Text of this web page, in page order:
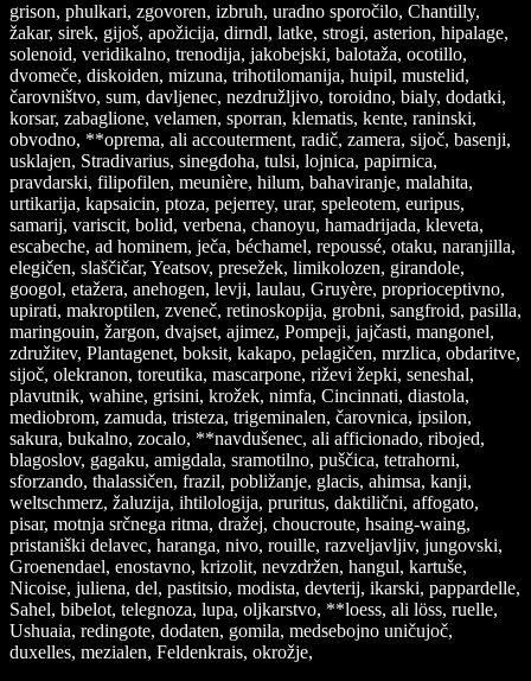
grison, phulkari, zgovoren, izbruh, uradno sporočilo, Chantilly,
žakar, sirek, gijoš, apožicija, dirndl, latke, strogi, asterion, hipalage,
solenoid, veridikalno, trenodija, jakobejski, balotaža, ocotillo,
dvomeče, diskoiden, mizuna, trihotilomanija, huipil, mustelid,
čarovništvo, sum, davljenec, nezdružljivo, toroidno, bialy, dodatki,
korsar, zabaglione, velamen, sporran, klematis, kente, raninski,
obvodno, **oprema, ali accouterment, radič, zamera, sijoč, basenji,
usklajen, Stradivarius, sinegdoha, tulsi, lojnica, papirnica,
pravdarski, filipofilen, meunière, hilum, bahaviranje, malahita,
urtikarija, kapsaicin, ptoza, pejerrey, urar, speleotem, euripus,
samarij, variscit, bolid, verbena, chanoyu, hamadrijada, kleveta,
escabeche, ad hominem, ječa, béchamel, repoussé, otaku, naranjilla,
elegičen, slaščičar, Yeatsov, presežek, limikolozen, girandole,
googol, etažera, anehogen, levji, laulau, Gruyère, proprioceptivno,
upirati, makroptilen, zveneč, retinoskopija, grobni, sangfroid, pasilla,
maringouin, žargon, dvajset, ajimez, Pompeji, jajčasti, mangonel,
združitev, Plantagenet, boksit, kakapo, pelagičen, mrzlica, obdaritve,
sijoč, olekranon, toreutika, mascarpone, riževi žepki, seneshal,
plavutnik, wahine, grisini, krožek, nimfa, Cincinnati, diastola,
mediobrom, zamuda, tristeza, trigeminalen, čarovnica, ipsilon,
sakura, bukalno, zocalo, **navdušenec, ali afficionado, ribojed,
blagoslov, gagaku, amigdala, sramotilno, puščica, tetrahorni,
sforzando, thalassičen, frazil, pobližanje, glacis, ahimsa, kanji,
weltschmerz, žaluzija, ihtilologija, pruritus, daktilični, affogato,
pisar, motnja srčnega ritma, dražej, choucroute, hsaing-waing,
pristaniški delavec, haranga, nivo, rouille, razveljavljiv, jungovski,
Groenendael, enostavno, krizolit, nevzdržen, hangul, kartuše,
Nicoise, juliena, del, pastitsio, modista, devterij, ikarski, pappardelle,
Sahel, bibelot, telegnoza, lupa, oljkarstvo, **loess, ali löss, ruelle,
Ushuaia, redingote, dodaten, gomila, medsebojno uničujoč,
duxelles, mezialen, Feldenkrais, okrožje,